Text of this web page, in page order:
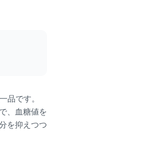
です。
、血糖値を
を抑えつつ